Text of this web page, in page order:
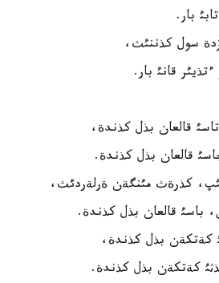
بار.
سول كذننئث،
قانئ بار.
قالعان بذل كذندة،
قالعان بذل كذندة.
كذرةث مئنگةن ةرلةردئث،
باسئ قالعان بذل كذندة.
كةتكةن بذل كذندة،
كةتكةن بذل كذندة.